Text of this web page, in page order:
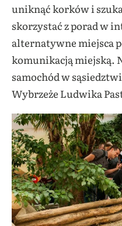
uniknąć korków i
skorzystać z porad w
alternatywne miejsca
komunikacją miejską.
samochód w
Wybrzeże Ludwika